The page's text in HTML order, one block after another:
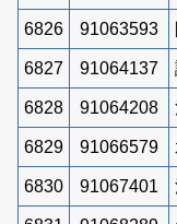
6826 91063593
6827 91064137
6828 91064208
6829 91066579
6830 91067401